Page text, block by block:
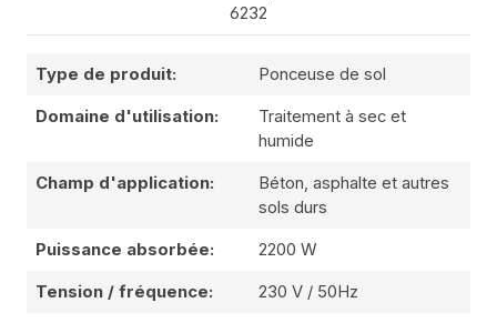
6232
Type de produit: Ponceuse de sol
Domaine d'utilisation:
Traitement à sec et
humide
Champ d'application:
Béton, asphalte et autres
sols durs
Puissance absorbée: 2200 W
Tension / fréquence: 230 V / 50Hz